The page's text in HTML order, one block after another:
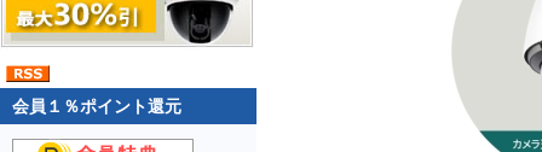
会員１％ポイント還元